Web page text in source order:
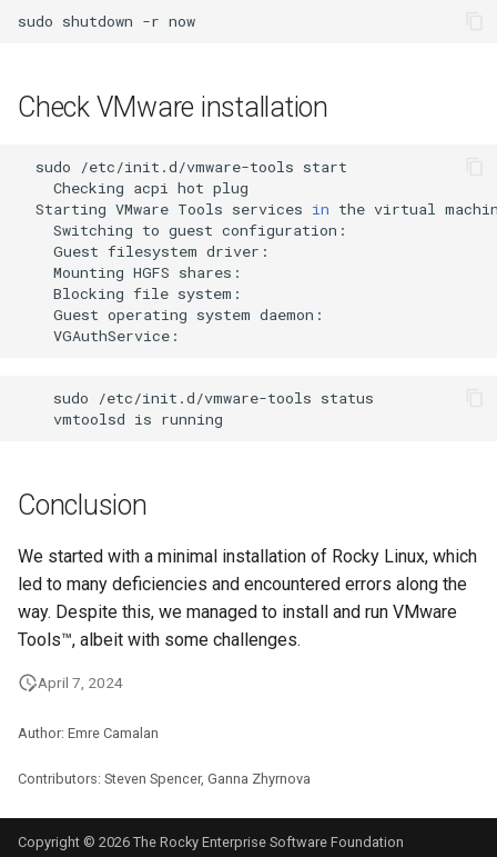
sudo shutdown -r
Check VMware installation
sudo /etc/init.d/vmware-tools
Checking acpi hot plug
Starting VMware Tools services in the virtual
Switching to guest configuration:
Guest filesystem driver:
Mounting HGFS shares:
Blocking file system:
Guest operating system daemon:
VGAuthService:
sudo /etc/init.d/vmware-tools
vmtoolsd is
Conclusion
We started with a minimal installation of Rocky Linux, which
led to many deficiencies and encountered errors along the
way. Despite this, we managed to install and run VMware
Tools™, albeit with some challenges.
April 7, 2024
Author: Emre Camalan
Contributors: Steven Spencer, Ganna Zhyrnova
Copyright © 2026 The Rocky Enterprise Software Foundation